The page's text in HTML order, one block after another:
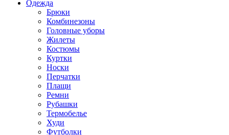
Одежда
Брюки
Комбинезоны
Головные уборы
Жилеты
Костюмы
Куртки
Носки
Перчатки
Плащи
Ремни
Рубашки
Термобелье
Худи
Футболки